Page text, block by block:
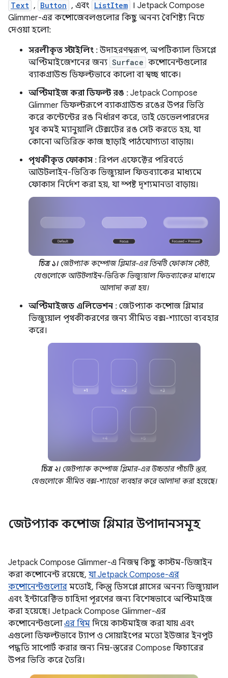
Text , Button , এবং ListItem । Jetpack Compose
Glimmer-এর কম্পোজেবলগুলোর কিছু অনন্য বৈশিষ্ট্য নিচে
দেওয়া হলো:
সরলীকৃত স্টাইলিং : উদাহরণস্বরূপ, অপটিক্যাল ডিসপ্লে
অপ্টিমাইজেশনের জন্য Surface কম্পোনেন্টগুলোর
ব্যাকগ্রাউন্ড ডিফল্টভাবে কালো বা স্বচ্ছ থাকে।
অপ্টিমাইজ করা ডিফল্ট রঙ : Jetpack Compose
Glimmer ডিফল্টরূপে ব্যাকগ্রাউন্ড রঙের উপর ভিত্তি
করে কন্টেন্টের রঙ নির্ধারণ করে, তাই ডেভেলপারদের
খুব কমই ম্যানুয়ালি টেক্সটের রঙ সেট করতে হয়, যা
কোনো অতিরিক্ত কাজ ছাড়াই পাঠযোগ্যতা বাড়ায়।
পৃথকীকৃত ফোকাস : রিপল এফেক্টের পরিবর্তে
আউটলাইন-ভিত্তিক ভিজ্যুয়াল ফিডব্যাকের মাধ্যমে
ফোকাস নির্দেশ করা হয়, যা স্পষ্ট দৃশ্যমানতা বাড়ায়।
চিত্র ১।জেটপ্যাক কম্পোজ গ্লিমার-এর তিনটি ফোকাস স্টেট,
যেগুলোকে আউটলাইন-ভিত্তিক ভিজ্যুয়াল ফিডব্যাকের মাধ্যমে
আলাদা করা হয়।
অপ্টিমাইজড এলিভেশন : জেটপ্যাক কম্পোজ গ্লিমার
ভিজ্যুয়াল পৃথকীকরণের জন্য সীমিত বক্স-শ্যাডো ব্যবহার
করে।
চিত্র ২। জেটপ্যাক কম্পোজ গ্লিমার-এর উচ্চতার পাঁচটি স্তর,
যেগুলোকে সীমিত বক্স-শ্যাডো ব্যবহার করে আলাদা করা হয়েছে।
জেটপ্যাক কম্পোজ গ্লিমার উপাদানসমূহ
Jetpack Compose Glimmer-এ নিজস্ব কিছু কাস্টম-ডিজাইন
করা কম্পোনেন্ট রয়েছে, যা Jetpack Compose-এর
কম্পোনেন্টগুলোর মতোই, কিন্তু ডিসপ্লে গ্লাসের অনন্য ভিজ্যুয়াল
এবং ইন্টারেক্টিভ চাহিদা পূরণের জন্য বিশেষভাবে অপ্টিমাইজ
করা হয়েছে। Jetpack Compose Glimmer-এর
কম্পোনেন্টগুলোএর থিম দিয়ে কাস্টমাইজ করা যায় এবং
এগুলো ডিফল্টভাবে ট্যাপ ও সোয়াইপের মতো ইউজার ইনপুট
পদ্ধতি সাপোর্ট করার জন্য নিম্ন-স্তরের Compose ফিচারের
উপর ভিত্তি করে তৈরি।